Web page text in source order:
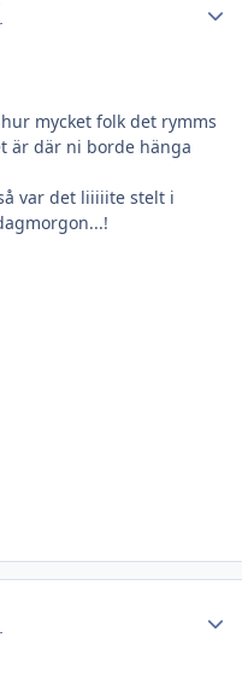
mycket folk det rymms
är där ni borde hänga
var det liiiiite stelt i